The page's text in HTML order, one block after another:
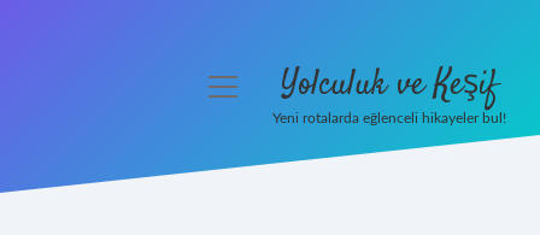
menüyü Yolculuk ve Keşif
Yeni rotalarda eğlenceli hikayeler bul!